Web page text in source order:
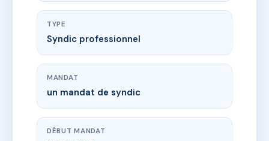
TYPE
Syndic professionnel
MANDAT
un mandat de syndic
DÉBUT MANDAT